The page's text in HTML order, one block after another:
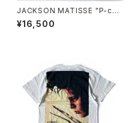
JACKSON MATISSE "P-cha
n Tee"
¥16,500